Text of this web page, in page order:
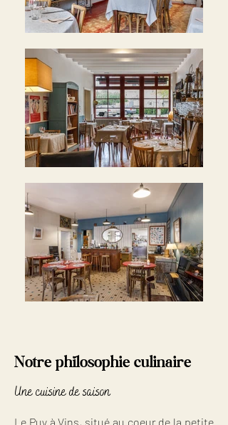
Notre philosophie culinaire
Une cuisine de saison
Le Puy à Vins, situé au coeur de la petite